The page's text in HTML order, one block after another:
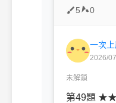
5 0
一次
2026/
未解鎖
第49題